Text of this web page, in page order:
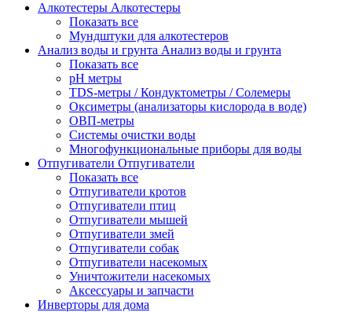
Алкотестеры Алкотестеры
Показать все
Мундштуки для алкотестеров
Анализ воды и грунта Анализ воды и грунта
Показать все
pH метры
TDS-метры / Кондуктометры / Солемеры
Оксиметры (анализаторы кислорода в воде)
ОВП-метры
Системы очистки воды
Многофункциональные приборы для воды
Отпугиватели Отпугиватели
Показать все
Отпугиватели кротов
Отпугиватели птиц
Отпугиватели мышей
Отпугиватели змей
Отпугиватели собак
Отпугиватели насекомых
Уничтожители насекомых
Аксессуары и запчасти
Инверторы для дома